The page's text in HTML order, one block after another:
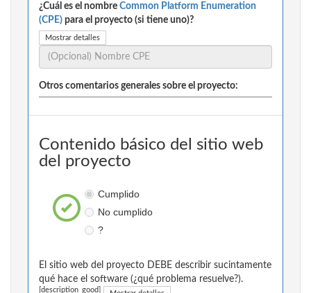
¿Cuál es el nombre Common Platform Enumeration
(CPE) para el proyecto (si tiene uno)?
Mostrar detalles
Otros comentarios generales sobre el proyecto:
Contenido básico del sitio web
del proyecto
Cumplido
No cumplido
?
El sitio web del proyecto DEBE describir sucintamente
qué hace el software (¿qué problema resuelve?).
[description_good]